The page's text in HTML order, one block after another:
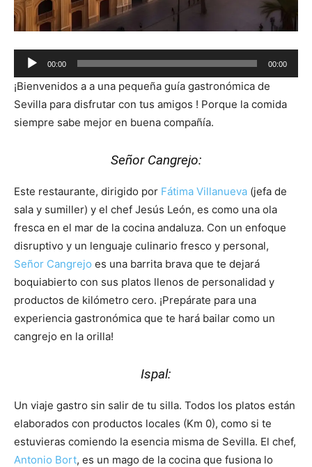
Audio
Player
00:00 00:00
¡Bienvenidos a a una pequeña guía gastronómica de
Sevilla para disfrutar con tus amigos ! Porque la comida
siempre sabe mejor en buena compañía.
Señor Cangrejo:
Este restaurante, dirigido por Fátima Villanueva (jefa de
sala y sumiller) y el chef Jesús León, es como una ola
fresca en el mar de la cocina andaluza. Con un enfoque
disruptivo y un lenguaje culinario fresco y personal,
Señor Cangrejo es una barrita brava que te dejará
boquiabierto con sus platos llenos de personalidad y
productos de kilómetro cero. ¡Prepárate para una
experiencia gastronómica que te hará bailar como un
cangrejo en la orilla!
Ispal:
Un viaje gastro sin salir de tu silla. Todos los platos están
elaborados con productos locales (Km 0), como si te
estuvieras comiendo la esencia misma de Sevilla. El chef,
Antonio Bort, es un mago de la cocina que fusiona lo